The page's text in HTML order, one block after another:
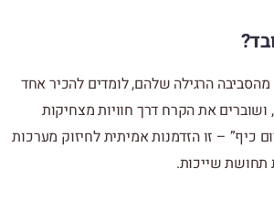
מהסביבה הרגילה שלהם, לומדים להכיר אחד
את הקרח דרך חוויות מצחיקות
כיף” – זו הזדמנות אמיתית לחיזוק מערכות
תחושת שייכות.